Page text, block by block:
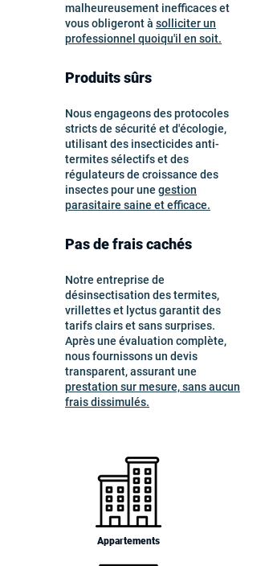
malheureusement inefficaces et
vous obligeront à solliciter un
professionnel quoiqu'il en soit.
Produits sûrs
Nous engageons des protocoles
stricts de sécurité et d'écologie,
utilisant des insecticides anti-
termites sélectifs et des
régulateurs de croissance des
insectes pour une gestion
parasitaire saine et efficace.
Pas de frais cachés
Notre entreprise de
désinsectisation des termites,
vrillettes et lyctus garantit des
tarifs clairs et sans surprises.
Après une évaluation complète,
nous fournissons un devis
transparent, assurant une
prestation sur mesure, sans aucun
frais dissimulés.
Appartements